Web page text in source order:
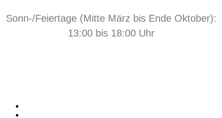
Sonn-/Feiertage (Mitte März bis Ende Oktober):
13:00 bis 18:00 Uhr